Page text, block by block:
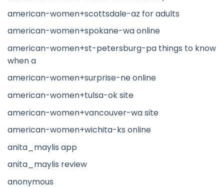
american-women+scottsdale-az for adults
american-women+spokane-wa online
american-women+st-petersburg-pa things to know
when a
american-women+surprise-ne online
american-women+tulsa-ok site
american-women+vancouver-wa site
american-women+wichita-ks online
anita_maylis app
anita_maylis review
anonymous